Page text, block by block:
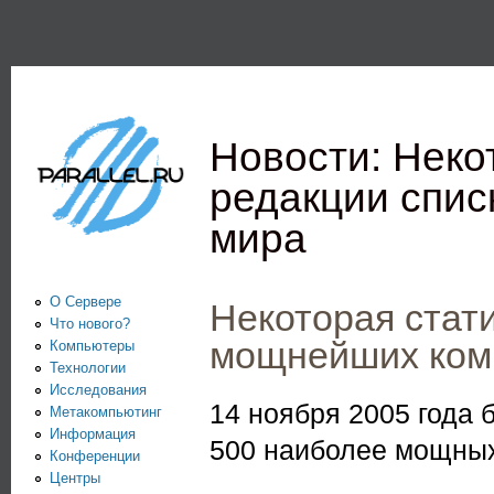
Информационно-
аналитический
центр по
параллельным
вычислениям
Новости:
редакции
мира
Некоторая
мощнейших
14 ноября 2005 года
500 наиболее
О Сервере
Что нового?
Компьютеры
Технологии
Исследования
Метакомпьютинг
Информация
Конференции
Центры